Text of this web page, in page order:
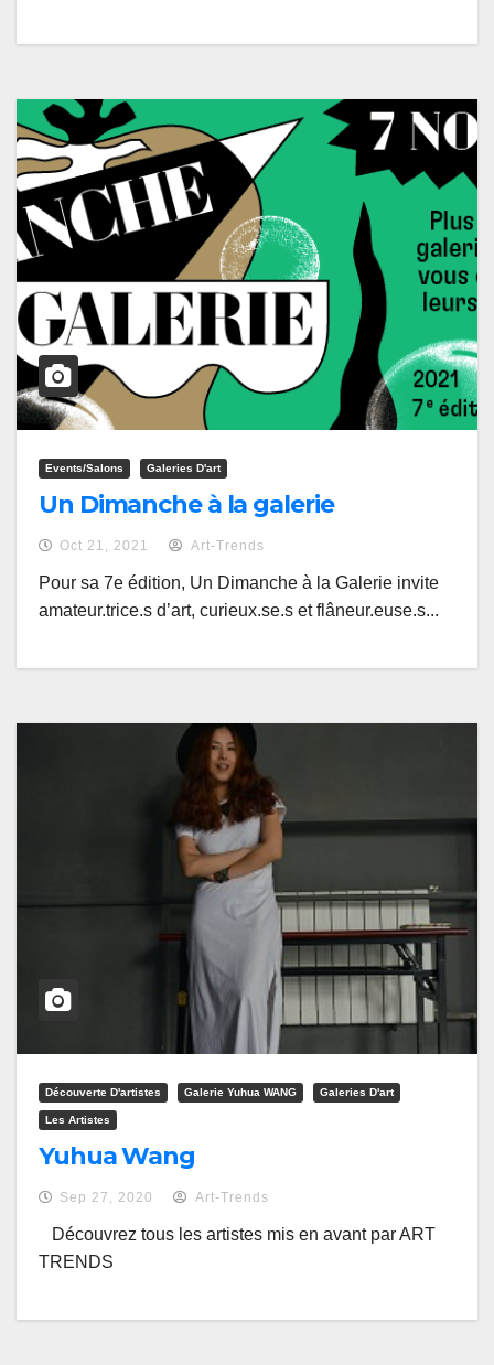
Events/salons Galeries D'art
Un Dimanche à la galerie
Oct 21, 2021 Art-Trends
Pour sa 7e édition, Un Dimanche à la Galerie invite
amateur.trice.s d’art, curieux.se.s et flâneur.euse.s...
Découverte D'artistes Galerie Yuhua WANG Galeries D'art
Les Artistes
Yuhua Wang
Sep 27, 2020 Art-Trends
Découvrez tous les artistes mis en avant par ART
TRENDS